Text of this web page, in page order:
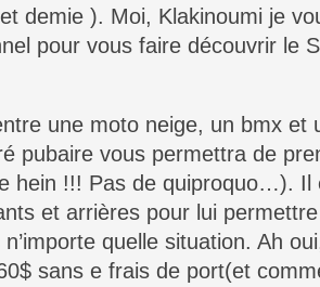
demie ). Moi, Klakinoumi je
pour vous faire découvrir le
une moto neige, un bmx et
pubaire vous permettra de
hein !!! Pas de quiproquo…). Il
et arrières pour lui
quelle situation. Ah
sans e frais de port(et